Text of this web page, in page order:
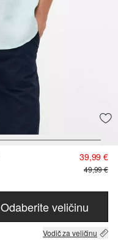
39,99 €
49,99 €
Odaberite veličinu
Vodič za veličinu